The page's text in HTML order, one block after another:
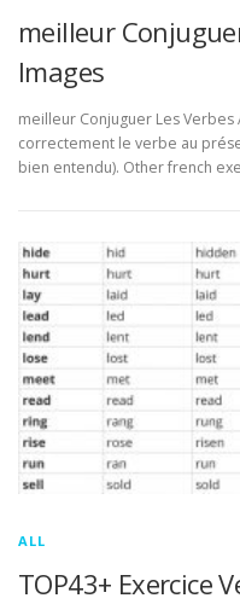
meilleur
Images
meilleur Conjuguer Les Verbes
correctement le verbe au
bien entendu). Other french
ALL
TOP43+ Exercice